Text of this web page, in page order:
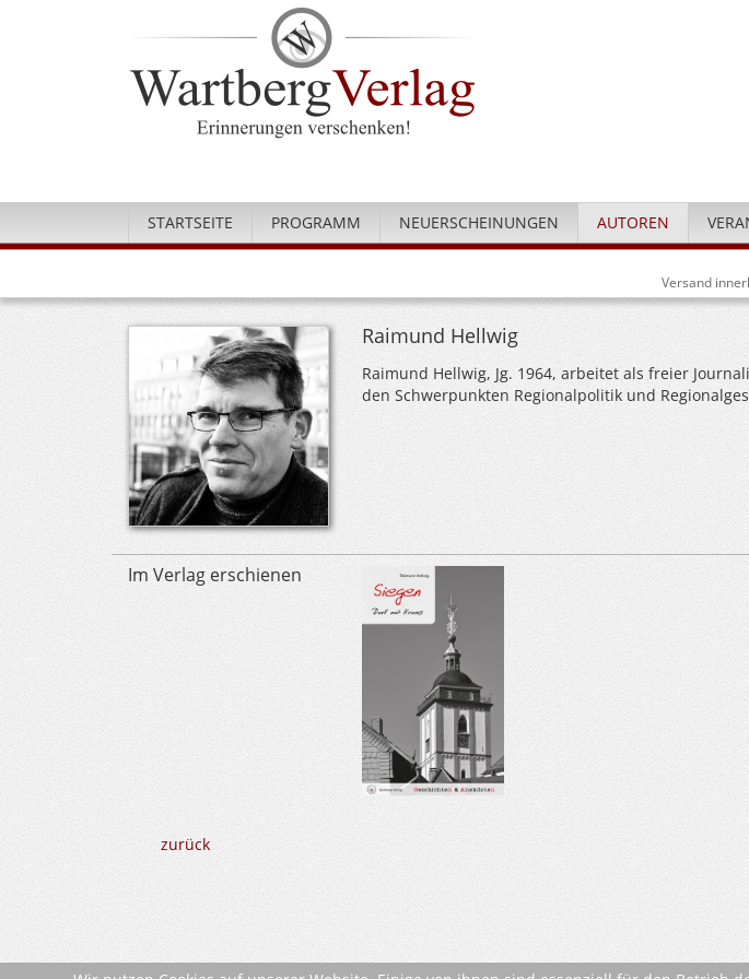
STARTSEITE PROGRAMM NEUERSCHEINUNGEN AUTOREN
Versand
Raimund Hellwig
Raimund Hellwig, Jg. 1964, arbeitet als freier
den Schwerpunkten Regionalpolitik und
Im Verlag erschienen
zurück